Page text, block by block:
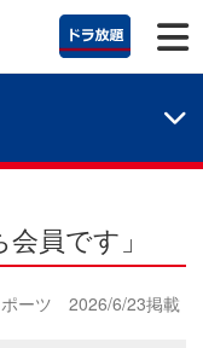
員です」
ーツ 2026/6/23掲載